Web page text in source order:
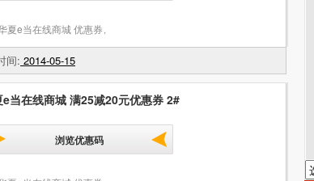
夏e当在线商城 优惠券
间: 2014-05-15
e当在线商城 满25减20元优惠券 2#
浏览优惠码